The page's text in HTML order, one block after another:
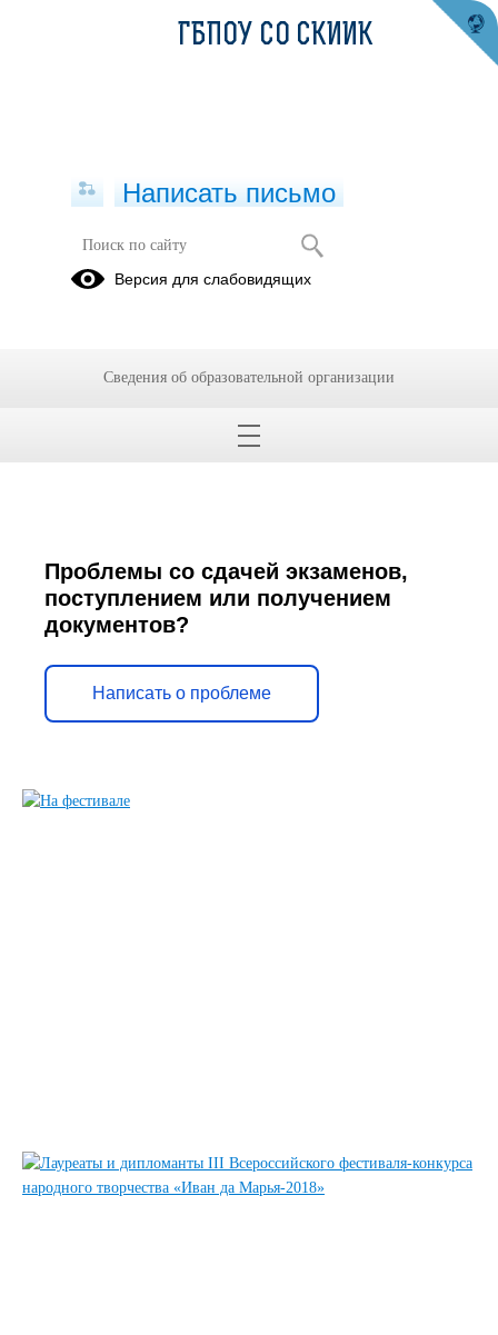
Проблемы со сдачей экзаменов,
поступлением или получением
документов?
Написать о проблеме
ГБПОУ СО СКИИК
Написать письмо
Версия для слабовидящих
Сведения об образовательной организации